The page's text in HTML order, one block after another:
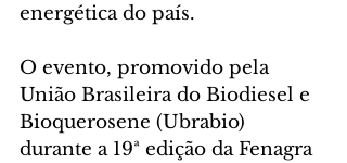
energética do país.
O evento, promovido pela
União Brasileira do Biodiesel e
Bioquerosene (Ubrabio)
durante a 19ª edição da Fenagra